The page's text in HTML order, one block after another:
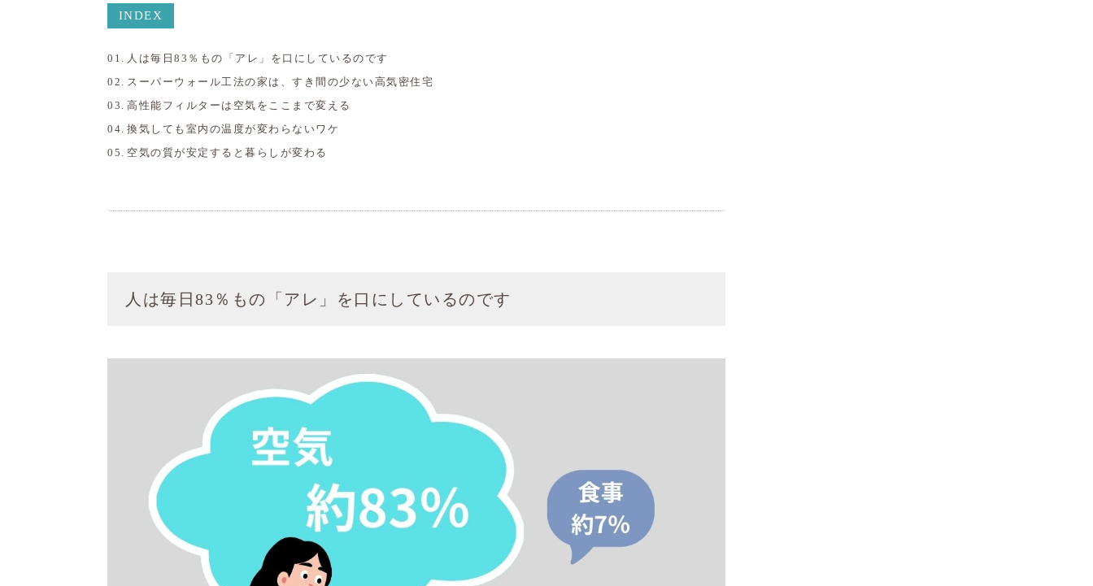
INDEX
人は毎日83％もの「アレ」を口にしているのです
スーパーウォール工法の家は、すき間の少ない高気密住宅
高性能フィルターは空気をここまで変える
換気しても室内の温度が変わらないワケ
空気の質が安定すると暮らしが変わる
人は毎日83％もの「アレ」を口にしているのです